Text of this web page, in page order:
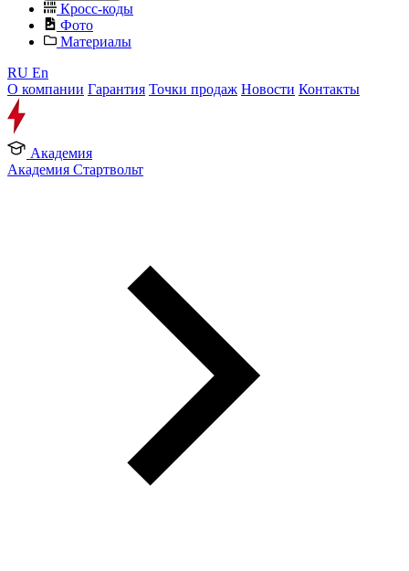
Кросс-коды
Фото
Материалы
RU En
О компании Гарантия Точки продаж Новости Контакты
Академия
Академия Стартвольт